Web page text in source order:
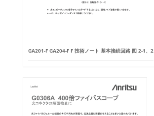
GA201-F GA204-F F 技術ノート 基本接続回路 図 2-1、2